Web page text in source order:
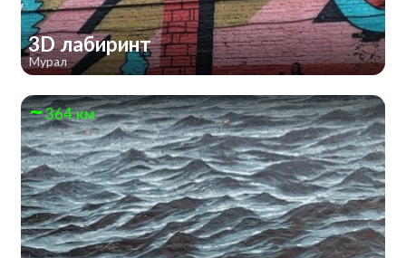
3D лабиринт
Мурал
364 км